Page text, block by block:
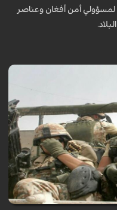
أمن أفغان وعناصر